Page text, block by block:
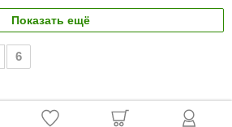
Показать ещё
6